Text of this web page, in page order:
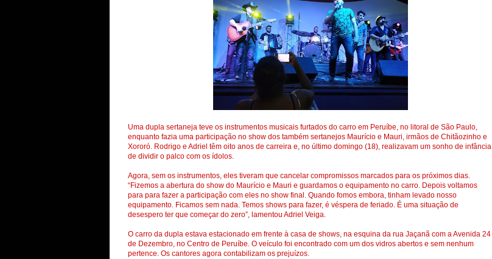
Uma dupla sertaneja teve os instrumentos musicais furtados do carro em Peruíbe, no litoral de São Paulo,
enquanto fazia uma participação no show dos também sertanejos Maurício e Mauri, irmãos de Chitãozinho e
Xororó. Rodrigo e Adriel têm oito anos de carreira e, no último domingo (18), realizavam um sonho de infância
de dividir o palco com os ídolos.
Agora, sem os instrumentos, eles tiveram que cancelar compromissos marcados para os próximos dias.
“Fizemos a abertura do show do Maurício e Mauri e guardamos o equipamento no carro. Depois voltamos
para para fazer a participação com eles no show final. Quando fomos embora, tinham levado nosso
equipamento. Ficamos sem nada. Temos shows para fazer, é véspera de feriado. É uma situação de
desespero ter que começar do zero”, lamentou Adriel Veiga.
O carro da dupla estava estacionado em frente à casa de shows, na esquina da rua Jaçanã com a Avenida 24
de Dezembro, no Centro de Peruíbe. O veículo foi encontrado com um dos vidros abertos e sem nenhum
pertence. Os cantores agora contabilizam os prejuízos.